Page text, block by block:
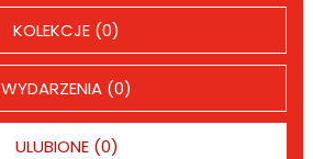
KOLEKCJE (0)
WYDARZENIA (0)
ULUBIONE (0)